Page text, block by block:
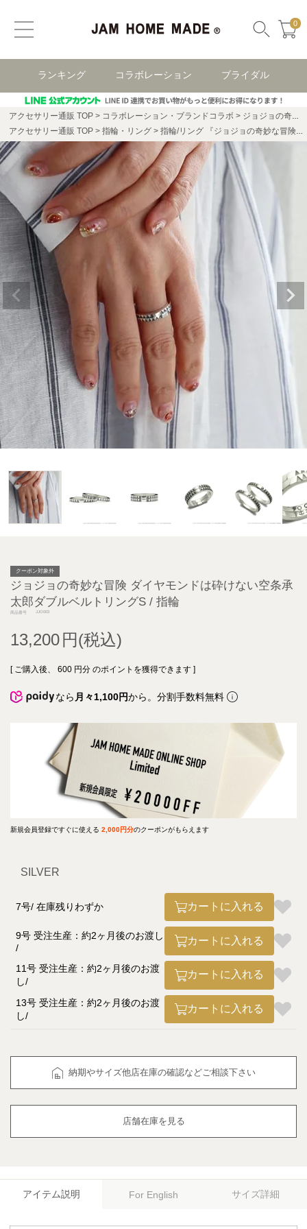
0
ランキング コラボレーション ブライダル
アクセサリー通販 TOP コラボレーション・ブランドコラボ
ジョジョの奇妙な冒険 コラボアクセサリー
アクセサリー通販 TOP
指輪・リング 指輪/リング 『ジョジョの奇妙な冒険』 JOJO 空条承太郎ダブルベルトリング S
クーポン対象外
ジョジョの奇妙な冒険 ダイヤモンドは砕けない空条承
太郎ダブルベルトリングS / 指輪
商品番号 JJO003
13,200
[ ご購入後、 600 円分 のポイントを獲得できます ]
なら 月々1,100円から。分割手数料無料
新規会員登録ですぐに使える 2,000円分のクーポンがもらえます
SILVER
7号 在庫残りわずか カートに入れる
9号 受注生産：約2ヶ月後のお渡し カートに入れる
11号 受注生産：約2ヶ月後のお渡
し
カートに入れる
13号 受注生産：約2ヶ月後のお渡
し
カートに入れる
納期やサイズ他店在庫の確認などご相談下さい
店舗在庫を見る
アイテム説明 For English サイズ詳細